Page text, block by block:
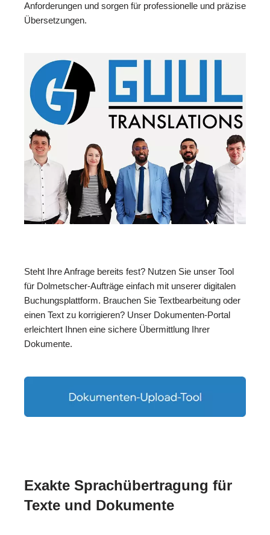
Anforderungen und sorgen für professionelle und präzise
Übersetzungen.
Steht Ihre Anfrage bereits fest? Nutzen Sie unser Tool
für Dolmetscher-Aufträge einfach mit unserer digitalen
Buchungsplattform. Brauchen Sie Textbearbeitung oder
einen Text zu korrigieren? Unser Dokumenten-Portal
erleichtert Ihnen eine sichere Übermittlung Ihrer
Dokumente.
Exakte Sprachübertragung für
Texte und Dokumente